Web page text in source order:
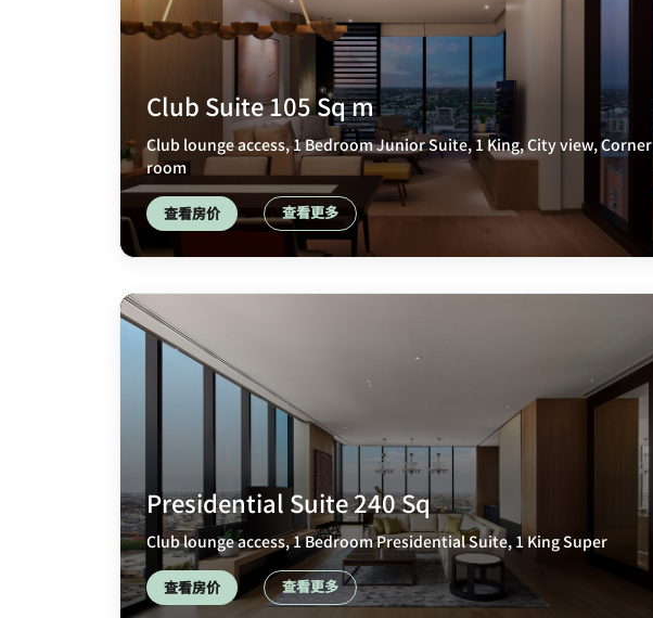
Club Suite 105 Sq m
Club lounge access, 1 Bedroom Junior Suite, 1 King, City view, Corner
room
查看房价 查看更多
Presidential Suite 240 Sq
Club lounge access, 1 Bedroom Presidential Suite, 1 King Super
查看房价 查看更多